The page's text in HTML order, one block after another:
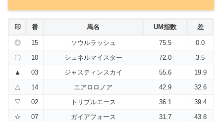
印 番 馬名 UM指数 差
◎ 15 ソウルラッシュ 75.5
0.0
〇
10 シュネルマイスター 72.0
3.5
▲
03 ジャスティンスカイ 55.6
19.9
△
14 エアロロノア 42.9
32.6
▽
02 トリプルエース 36.1
39.4
☆
07 ガイアフォース 31.7
43.8